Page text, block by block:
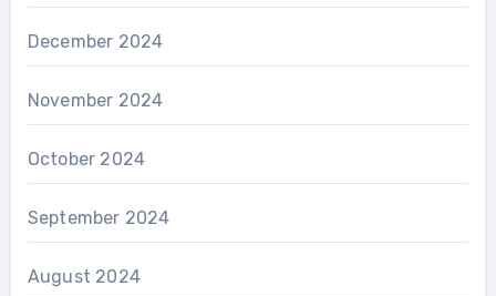
December 2024
November 2024
October 2024
September 2024
August 2024